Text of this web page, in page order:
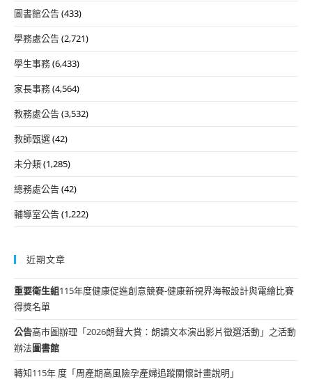
圖書館公告(433)
學務處公告(2,721)
學生事務(6,433)
家長事務(4,564)
教務處公告(3,532)
教師甄選(42)
未分類(1,285)
總務處公告(42)
輔導室公告(1,222)
近期文章
重要衛生組115年度健康促進創意競賽-健康新視界海報設計與電繪比賽
得獎名單
公告高市圖辦理「2026朗聲大賞：朗讀文本演出影片徵選活動」之活動
辦法圖書館
轉知115年 度「周產期高風險孕產婦追蹤關懷計畫說明」